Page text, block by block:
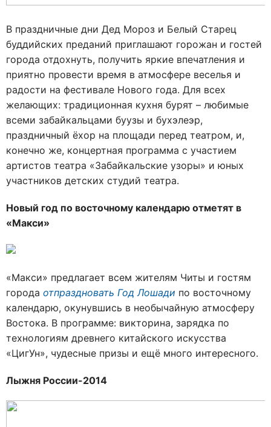
В праздничные дни Дед Мороз и Белый Старец
буддийских преданий приглашают горожан и гостей
города отдохнуть, получить яркие впечатления и
приятно провести время в атмосфере веселья и
радости на фестивале Нового года. Для всех
желающих: традиционная кухня бурят – любимые
всеми забайкальцами буузы и бухэлеэр,
праздничный ёхор на площади перед театром, и,
конечно же, концертная программа с участием
артистов театра «Забайкальские узоры» и юных
участников детских студий театра.
Новый год по восточному календарю отметят в
«Макси»
«Макси» предлагает всем жителям Читы и гостям
города отпраздновать Год Лошади по восточному
календарю, окунувшись в необычайную атмосферу
Востока. В программе: викторина, зарядка по
технологиям древнего китайского искусства
«ЦигУн», чудесные призы и ещё много интересного.
Лыжня России-2014